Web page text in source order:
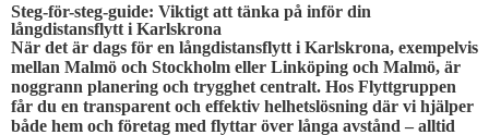
Steg-för-steg-guide: Viktigt att tänka på inför din
långdistansflytt i Karlskrona
När det är dags för en långdistansflytt i Karlskrona, exempelvis
mellan Malmö och Stockholm eller Linköping och Malmö, är
noggrann planering och trygghet centralt. Hos Flyttgruppen
får du en transparent och effektiv helhetslösning där vi hjälper
både hem och företag med flyttar över långa avstånd – alltid